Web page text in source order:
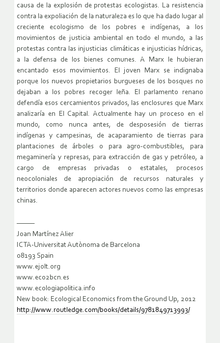
causa de la explosión de protestas ecologistas. La resistencia
contra la expoliación de la naturaleza es lo que ha dado lugar al
creciente ecologismo de los pobres e indígenas, a los
movimientos de justicia ambiental en todo el mundo, a las
protestas contra las injusticias climáticas e injusticias hídricas,
a la defensa de los bienes comunes. A Marx le hubieran
encantado esos movimientos. El joven Marx se indignaba
porque los nuevos propietarios burgueses de los bosques no
dejaban a los pobres recoger leña. El parlamento renano
defendía esos cercamientos privados, las enclosures que Marx
analizaría en El Capital. Actualmente hay un proceso en el
mundo, como nunca antes, de desposesión de tierras
indígenas y campesinas, de acaparamiento de tierras para
plantaciones de árboles o para agro-combustibles, para
megaminería y represas, para extracción de gas y petróleo, a
cargo de empresas privadas o estatales, procesos
neocoloniales de apropiación de recursos naturales y
territorios donde aparecen actores nuevos como las empresas
chinas.
———
Joan Martínez Alier
ICTA-Universitat Autònoma de Barcelona
08193 Spain
www.ejolt.org
www.eco2bcn.es
www.ecologiapolitica.info
New book: Ecological Economics from the Ground Up, 2012
http://www.routledge.com/books/details/9781849713993/